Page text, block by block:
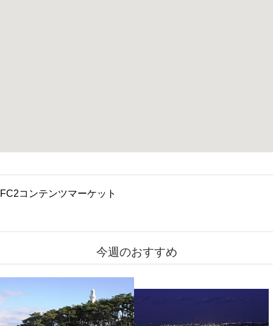
FC2コンテンツマーケット
今週のおすすめ